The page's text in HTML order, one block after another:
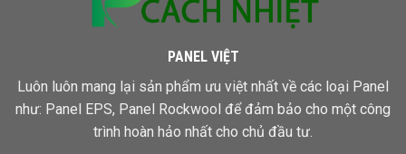
PANEL VIỆT
Luôn luôn mang lại sản phẩm ưu việt nhất về các loại Panel
như: Panel EPS, Panel Rockwool để đảm bảo cho một công
trình hoàn hảo nhất cho chủ đầu tư.